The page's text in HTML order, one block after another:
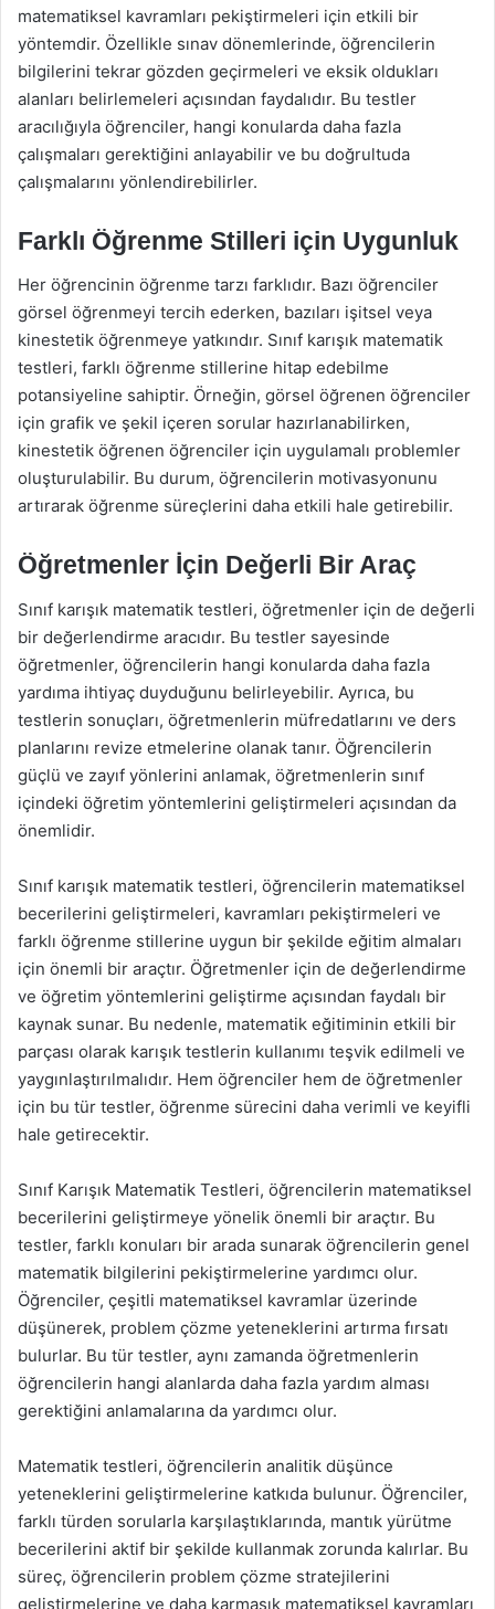
matematiksel kavramları pekiştirmeleri için etkili bir
yöntemdir. Özellikle sınav dönemlerinde, öğrencilerin
bilgilerini tekrar gözden geçirmeleri ve eksik oldukları
alanları belirlemeleri açısından faydalıdır. Bu testler
aracılığıyla öğrenciler, hangi konularda daha fazla
çalışmaları gerektiğini anlayabilir ve bu doğrultuda
çalışmalarını yönlendirebilirler.
Farklı Öğrenme Stilleri için Uygunluk
Her öğrencinin öğrenme tarzı farklıdır. Bazı öğrenciler
görsel öğrenmeyi tercih ederken, bazıları işitsel veya
kinestetik öğrenmeye yatkındır. Sınıf karışık matematik
testleri, farklı öğrenme stillerine hitap edebilme
potansiyeline sahiptir. Örneğin, görsel öğrenen öğrenciler
için grafik ve şekil içeren sorular hazırlanabilirken,
kinestetik öğrenen öğrenciler için uygulamalı problemler
oluşturulabilir. Bu durum, öğrencilerin motivasyonunu
artırarak öğrenme süreçlerini daha etkili hale getirebilir.
Öğretmenler İçin Değerli Bir Araç
Sınıf karışık matematik testleri, öğretmenler için de değerli
bir değerlendirme aracıdır. Bu testler sayesinde
öğretmenler, öğrencilerin hangi konularda daha fazla
yardıma ihtiyaç duyduğunu belirleyebilir. Ayrıca, bu
testlerin sonuçları, öğretmenlerin müfredatlarını ve ders
planlarını revize etmelerine olanak tanır. Öğrencilerin
güçlü ve zayıf yönlerini anlamak, öğretmenlerin sınıf
içindeki öğretim yöntemlerini geliştirmeleri açısından da
önemlidir.
Sınıf karışık matematik testleri, öğrencilerin matematiksel
becerilerini geliştirmeleri, kavramları pekiştirmeleri ve
farklı öğrenme stillerine uygun bir şekilde eğitim almaları
için önemli bir araçtır. Öğretmenler için de değerlendirme
ve öğretim yöntemlerini geliştirme açısından faydalı bir
kaynak sunar. Bu nedenle, matematik eğitiminin etkili bir
parçası olarak karışık testlerin kullanımı teşvik edilmeli ve
yaygınlaştırılmalıdır. Hem öğrenciler hem de öğretmenler
için bu tür testler, öğrenme sürecini daha verimli ve keyifli
hale getirecektir.
Sınıf Karışık Matematik Testleri, öğrencilerin matematiksel
becerilerini geliştirmeye yönelik önemli bir araçtır. Bu
testler, farklı konuları bir arada sunarak öğrencilerin genel
matematik bilgilerini pekiştirmelerine yardımcı olur.
Öğrenciler, çeşitli matematiksel kavramlar üzerinde
düşünerek, problem çözme yeteneklerini artırma fırsatı
bulurlar. Bu tür testler, aynı zamanda öğretmenlerin
öğrencilerin hangi alanlarda daha fazla yardım alması
gerektiğini anlamalarına da yardımcı olur.
Matematik testleri, öğrencilerin analitik düşünce
yeteneklerini geliştirmelerine katkıda bulunur. Öğrenciler,
farklı türden sorularla karşılaştıklarında, mantık yürütme
becerilerini aktif bir şekilde kullanmak zorunda kalırlar. Bu
süreç, öğrencilerin problem çözme stratejilerini
geliştirmelerine ve daha karmaşık matematiksel kavramları